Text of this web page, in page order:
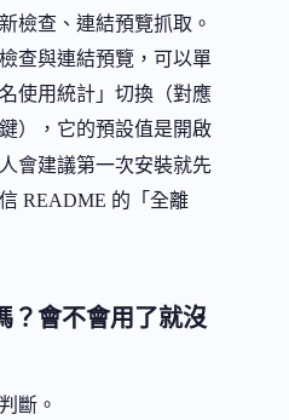
檢查、連結預覽抓取。
查與連結預覽，可以單
使用統計」切換（對應
），它的預設值是開啟
會建議第一次安裝就先
README 的「全離
？會不會用了就沒
斷。